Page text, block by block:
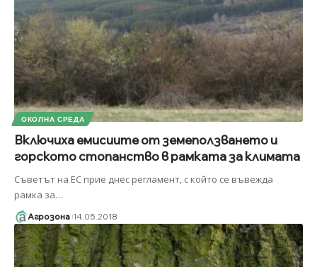
ОКОЛНА СРЕДА
Включиха емисиите от земеползването и
горското стопанство в рамката за климата
Съветът на ЕС прие днес регламент, с който се въвежда
рамка за…
Агрозона 14.05.2018